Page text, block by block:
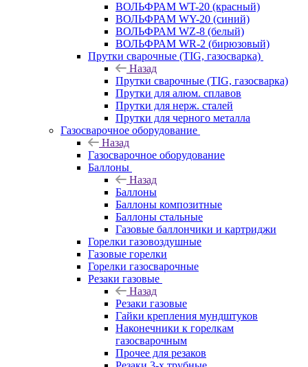
ВОЛЬФРАМ WT-20 (красный)
ВОЛЬФРАМ WY-20 (синий)
ВОЛЬФРАМ WZ-8 (белый)
ВОЛЬФРАМ WR-2 (бирюзовый)
Прутки сварочные (TIG, газосварка)
Назад
Прутки сварочные (TIG, газосварка)
Прутки для алюм. сплавов
Прутки для нерж. сталей
Прутки для черного металла
Газосварочное оборудование
Назад
Газосварочное оборудование
Баллоны
Назад
Баллоны
Баллоны композитные
Баллоны стальные
Газовые баллончики и картриджи
Горелки газовоздушные
Газовые горелки
Горелки газосварочные
Резаки газовые
Назад
Резаки газовые
Гайки крепления мундштуков
Наконечники к горелкам
газосварочным
Прочее для резаков